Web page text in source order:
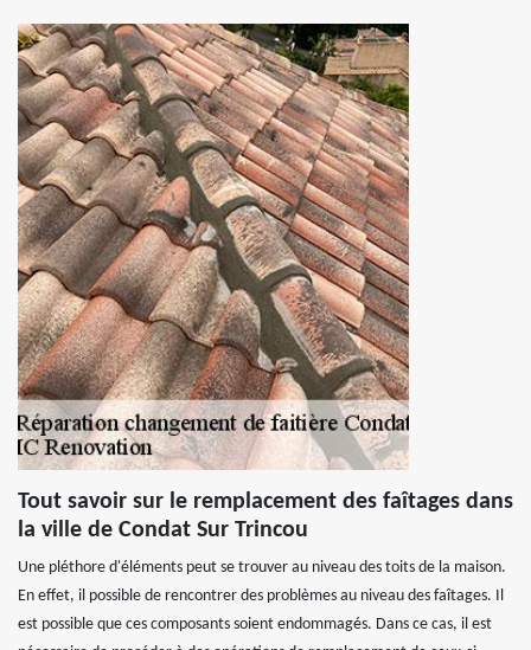
Tout savoir sur le remplacement des faîtages dans
la ville de Condat Sur Trincou
Une pléthore d'éléments peut se trouver au niveau des toits de la maison.
En effet, il possible de rencontrer des problèmes au niveau des faîtages. Il
est possible que ces composants soient endommagés. Dans ce cas, il est